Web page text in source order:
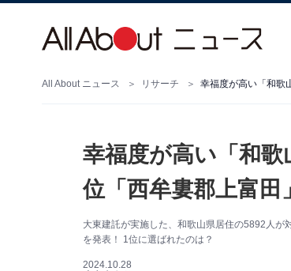
All About ニュース リサーチ 幸福度が高い「和歌
幸福度が高い「和
位「西牟婁郡上富田
大東建託が実施した、和歌山県居住の5892人が
を発表！ 1位に選ばれたのは？
2024.10.28